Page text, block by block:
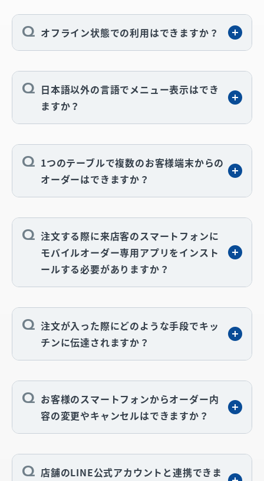
オフライン状態での利用はできますか？
日本語以外の言語でメニュー表示はでき
ますか？
1つのテーブルで複数のお客様端末からの
オーダーはできますか？
注文する際に来店客のスマートフォンに
モバイルオーダー専用アプリをインスト
ールする必要がありますか？
注文が入った際にどのような手段でキッ
チンに伝達されますか？
お客様のスマートフォンからオーダー内
容の変更やキャンセルはできますか？
店舗のLINE公式アカウントと連携できま